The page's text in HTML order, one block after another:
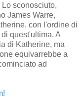
sconosciuto,
James Warre,
con l'ordine di
quest'ultima. A
di Katherine, ma
equivarrebbe a
ad